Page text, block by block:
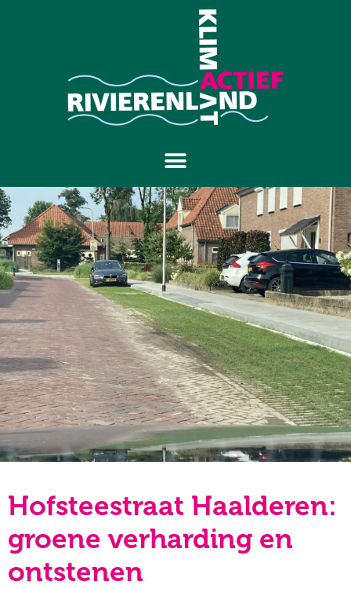
Hofsteestraat Haalderen:
groene verharding en
ontstenen